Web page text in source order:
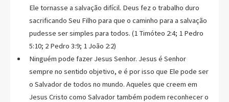
Ele tornasse a salvação difícil. Deus fez o trabalho duro
sacrificando Seu Filho para que o caminho para a salvação
pudesse ser simples para todos. (1 Timóteo 2:4; 1 Pedro
5:10; 2 Pedro 3:9; 1 João 2:2)
Ninguém pode fazer Jesus Senhor. Jesus é Senhor
sempre no sentido objetivo, e é por isso que Ele pode ser
o Salvador de todos no mundo. Aqueles que creem em
Jesus Cristo como Salvador também podem reconhecer o